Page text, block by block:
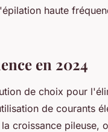
haute
en 2024
de choix pour
de courants
croissance pileuse,